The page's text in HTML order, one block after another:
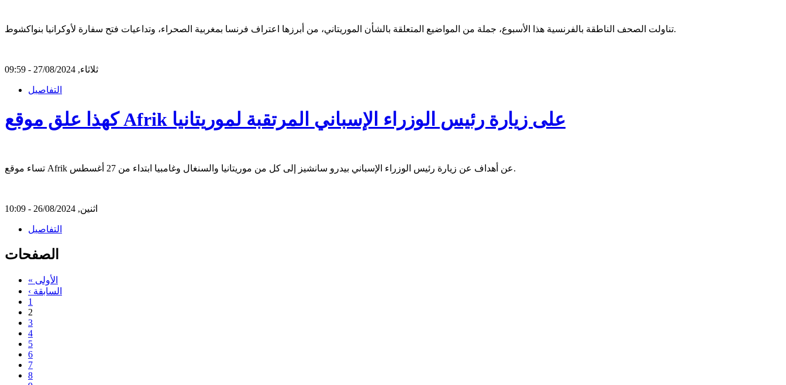
تناولت الصحف الناطقة بالفرنسية هذا الأسبوع، جملة من المواضيع المتعلقة بالشأن الموريتاني، من أبرزها اعتراف فرنسا بمغربية الصحراء، وتداعيات فتح سفارة لأوكرانيا بنواكشوط.
ثلاثاء, 27/08/2024 - 09:59
التفاصيل
كهذا علق موقع Afrik على زيارة رئيس الوزراء الإسباني المرتقبة لموريتانيا
تساء موقع Afrik عن أهداف عن زيارة رئيس الوزراء الإسباني بيدرو سانشيز إلى كل من موريتانيا والسنغال وغامبيا ابتداء من 27 أغسطس.
اثنين, 26/08/2024 - 10:09
التفاصيل
الصفحات
« الأولى
‹ السابقة
1
2
3
4
5
6
7
8